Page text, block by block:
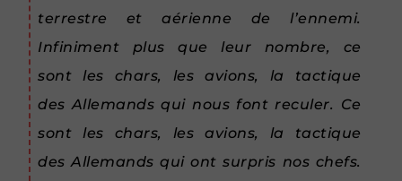
terrestre et aérienne de l’ennemi.
Infiniment plus que leur nombre, ce
sont les chars, les avions, la tactique
des Allemands qui nous font reculer. Ce
sont les chars, les avions, la tactique
des Allemands qui ont surpris nos chefs.